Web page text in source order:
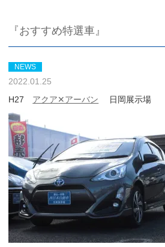
『おすすめ特選車』
NEWS
2022.01.25
H27 アクア✕アーバン 日岡展示場